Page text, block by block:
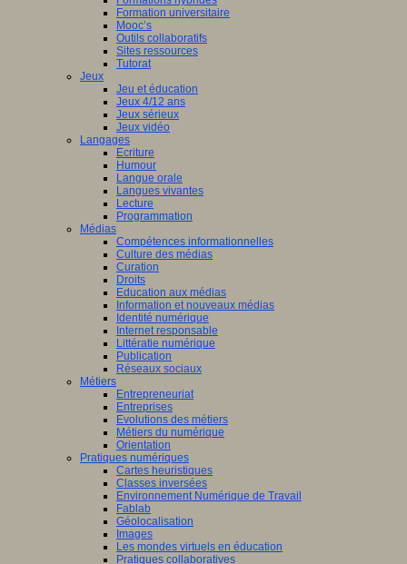
Formation universitaire
Mooc’s
Outils collaboratifs
Sites ressources
Tutorat
Jeux
Jeu et éducation
Jeux 4/12 ans
Jeux sérieux
Jeux vidéo
Langages
Ecriture
Humour
Langue orale
Langues vivantes
Lecture
Programmation
Médias
Compétences informationnelles
Culture des médias
Curation
Droits
Education aux médias
Information et nouveaux médias
Identité numérique
Internet responsable
Littératie numérique
Publication
Réseaux sociaux
Métiers
Entrepreneuriat
Entreprises
Evolutions des métiers
Métiers du numérique
Orientation
Pratiques numériques
Cartes heuristiques
Classes inversées
Environnement Numérique de Travail
Fablab
Géolocalisation
Images
Les mondes virtuels en éducation
Pratiques collaboratives